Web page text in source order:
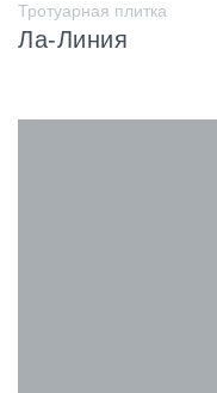
Тротуарная плитка
Ла-Линия